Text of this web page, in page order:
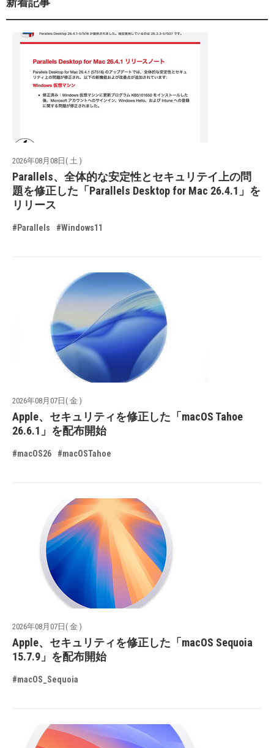
2026年08月08日( 土 )
Parallels、全体的な安定性とセキュリテイ上の問
題を修正した「Parallels Desktop for Mac 26.4.1」を
リリース
#Parallels #Windows11
2026年08月07日( 金 )
Apple、セキュリティを修正した「macOS Tahoe
26.6.1」を配布開始
#macOS26 #macOSTahoe
2026年08月07日( 金 )
Apple、セキュリティを修正した「macOS Sequoia
15.7.9」を配布開始
#macOS_Sequoia